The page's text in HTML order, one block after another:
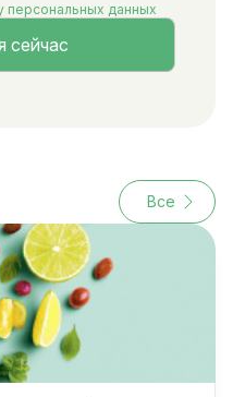
персональных данных
Все